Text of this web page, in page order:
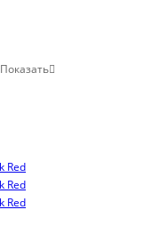
Показать